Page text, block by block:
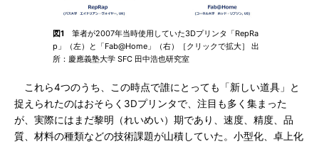
図1 筆者が2007年当時使用していた3Dプリンタ「RepRa
p」（左）と「Fab@Home」（右）［クリックで拡大］ 出
所：慶應義塾大学 SFC 田中浩也研究室
これら4つのうち、この時点で誰にとっても「新しい道具」と
捉えられたのはおそらく3Dプリンタで、注目も多く集まった
が、実際にはまだ黎明（れいめい）期であり、速度、精度、品
質、材料の種類などの技術課題が山積していた。小型化、卓上化